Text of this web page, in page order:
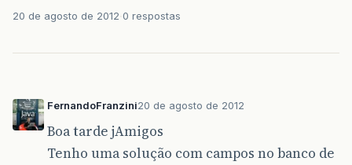
20 de agosto de 2012 0 respostas
FernandoFranzini20 de agosto de 2012
Boa tarde jAmigos
Tenho uma solução com campos no banco de